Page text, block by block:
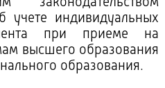
учете индивидуальных
при приеме на
высшего образования
образования.